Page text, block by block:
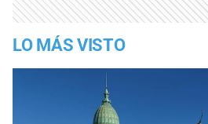
LO MÁS VISTO